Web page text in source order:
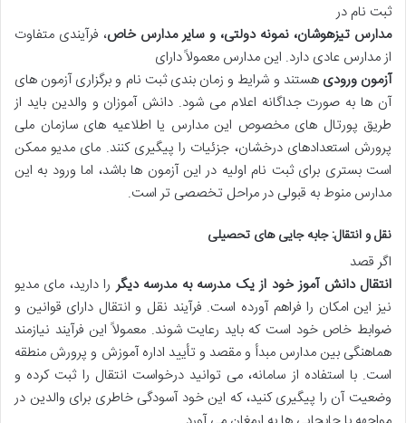
ثبت نام در
مدارس تیزهوشان، نمونه دولتی، و سایر مدارس خاص، فرآیندی متفاوت
از مدارس عادی دارد. این مدارس معمولاً دارای
آزمون ورودی هستند و شرایط و زمان بندی ثبت نام و برگزاری آزمون های
آن ها به صورت جداگانه اعلام می شود. دانش آموزان و والدین باید از
طریق پورتال های مخصوص این مدارس یا اطلاعیه های سازمان ملی
پرورش استعدادهای درخشان، جزئیات را پیگیری کنند. مای مدیو ممکن
است بستری برای ثبت نام اولیه در این آزمون ها باشد، اما ورود به این
مدارس منوط به قبولی در مراحل تخصصی تر است.
نقل و انتقال: جابه جایی های تحصیلی
اگر قصد
انتقال دانش آموز خود از یک مدرسه به مدرسه دیگررا دارید، مای مدیو
نیز این امکان را فراهم آورده است. فرآیند نقل و انتقال دارای قوانین و
ضوابط خاص خود است که باید رعایت شوند. معمولاً این فرآیند نیازمند
هماهنگی بین مدارس مبدأ و مقصد و تأیید اداره آموزش و پرورش منطقه
است. با استفاده از سامانه، می توانید درخواست انتقال را ثبت کرده و
وضعیت آن را پیگیری کنید، که این خود آسودگی خاطری برای والدین در